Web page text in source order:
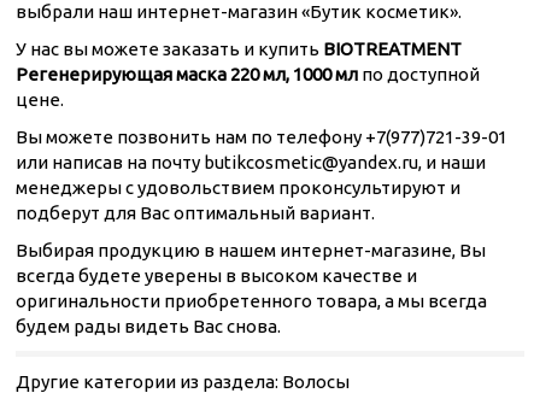
выбрали наш интернет-магазин «Бутик косметик».
У нас вы можете заказать и купить BIOTREATMENT
Регенерирующая маска 220 мл, 1000 мл по доступной
цене.
Вы можете позвонить нам по телефону +7(977)721-39-01
или написав на почту butikcosmetic@yandex.ru, и наши
менеджеры с удовольствием проконсультируют и
подберут для Вас оптимальный вариант.
Выбирая продукцию в нашем интернет-магазине, Вы
всегда будете уверены в высоком качестве и
оригинальности приобретенного товара, а мы всегда
будем рады видеть Вас снова.
Другие категории из раздела: Волосы